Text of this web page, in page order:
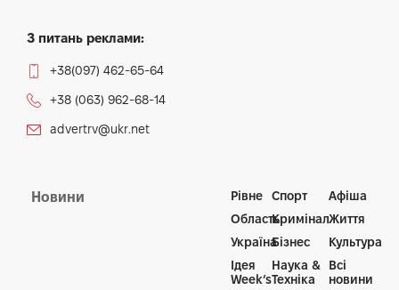
З питань реклами:
+38(097) 462-65-64
+38 (063) 962-68-14
advertrv@ukr.net
Новини
Рівне
Область
Україна
Ідея
Week’s
Спорт
Кримінал
Бізнес
Наука &
Техніка
Афіша
Життя
Культура
Всі
новини